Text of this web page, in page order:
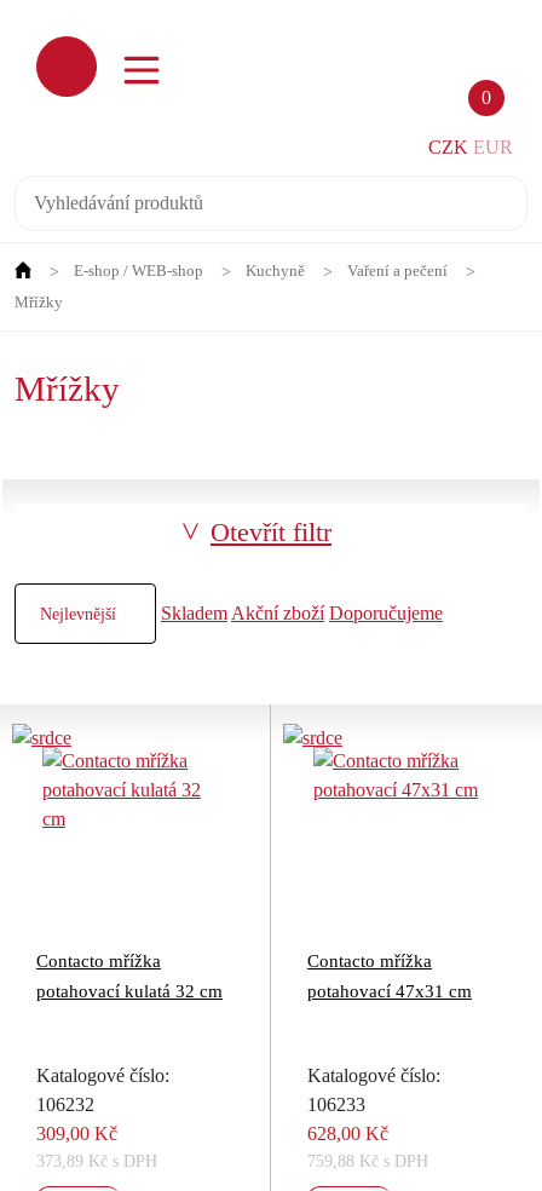
0
CZK EUR
E-shop / WEB-shop Kuchyně
Vaření a pečení
Mřížky
Mřížky
Otevřít filtr
Skladem Akční zboží Doporučujeme
Contacto mřížka
potahovací kulatá 32 cm
Katalogové číslo:
106232
309,00 Kč
373,89 Kč s DPH
Contacto mřížka
potahovací 47x31 cm
Katalogové číslo:
106233
628,00 Kč
759,88 Kč s DPH